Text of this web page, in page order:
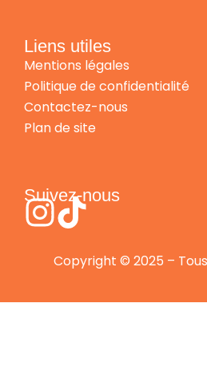
Liens utiles
Mentions légales
Politique de confidentialité
Contactez-nous
Plan de site
Suivez-nous
Copyright © 2025 –